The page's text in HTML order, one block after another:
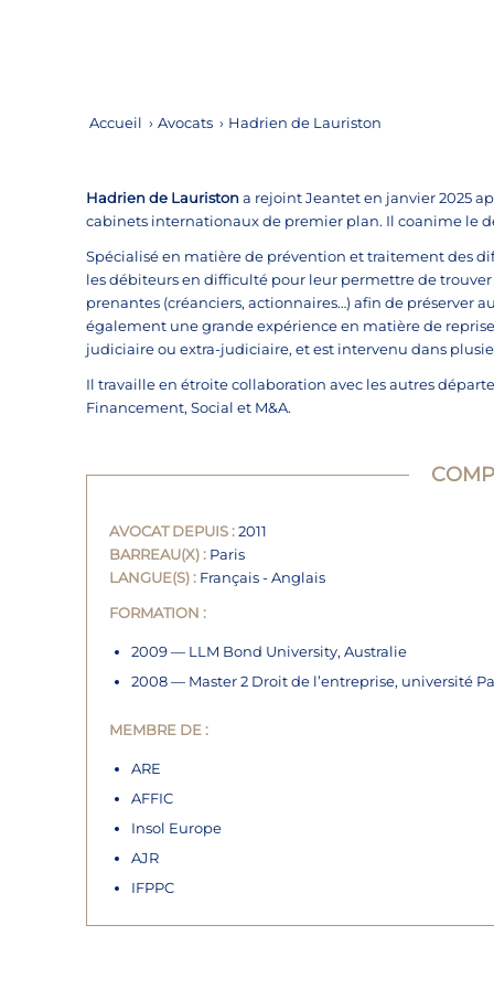
Accueil › Avocats › Hadrien de Lauriston
Hadrien de Lauristona rejoint Jeantet en janvier 2025
cabinets internationaux de premier plan. Il coanime le
Spécialisé en matière de prévention et traitement des
les débiteurs en difficulté pour leur permettre de
prenantes (créanciers, actionnaires…) afin de préserver
également une grande expérience en matière de
judiciaire ou extra-judiciaire, et est intervenu dans
Il travaille en étroite collaboration avec les autres
Financement, Social et M&A.
AVOCAT DEPUIS :2011
BARREAU(X) :Paris
LANGUE(S) :Français - Anglais
FORMATION :
2009 — LLM Bond University, Australie
2008 — Master 2 Droit de l’entreprise, université
MEMBRE DE :
ARE
AFFIC
Insol Europe
AJR
IFPPC